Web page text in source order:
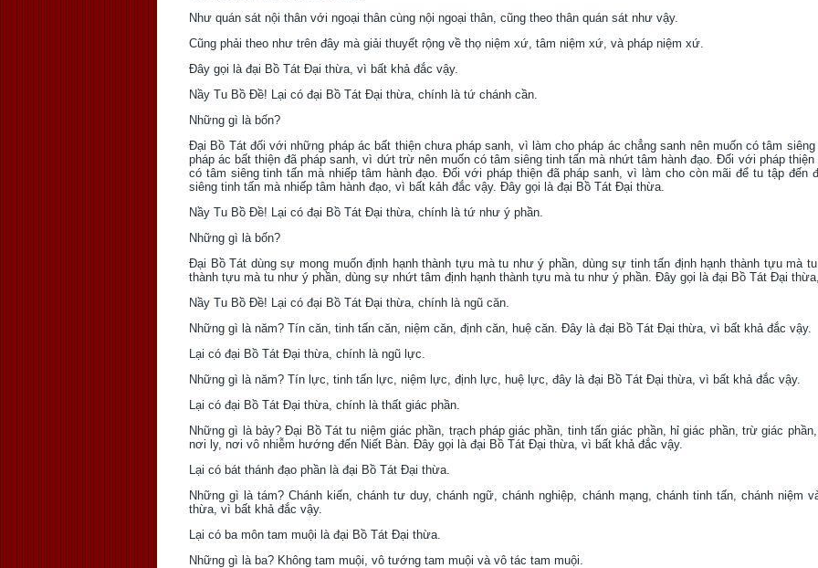
Như quán sát nội thân với ngoại thân cùng nội ngoại thân, cũng theo thân quán sát như vậy.
Cũng phải theo như trên đây mà giải thuyết rộng về thọ niệm xứ, tâm niệm xứ, và pháp niệm xứ.
Ðây gọi là đại Bồ Tát Ðại thừa, vì bất khả đắc vậy.
Nầy Tu Bồ Ðề! Lại có đại Bồ Tát Ðại thừa, chính là tứ chánh cần.
Những gì là bốn?
Ðại Bồ Tát đối với những pháp ác bất thiện chưa pháp sanh, vì làm cho pháp ác chẳng sanh nên muốn có tâm
pháp ác bất thiện đã pháp sanh, vì dứt trừ nên muốn có tâm siêng tinh tấn mà nhứt tâm hành đạo. Ðối với pháp
có tâm siêng tinh tấn mà nhiếp tâm hành đạo. Ðối với pháp thiện đã pháp sanh, vì làm cho còn mãi để tu tập đến
siêng tinh tấn mà nhiếp tâm hành đạo, vì bất kảh đắc vậy. Ðây gọi là đại Bồ Tát Ðại thừa.
Nầy Tu Bồ Ðề! Lại có đại Bồ Tát Ðại thừa, chính là tứ như ý phần.
Những gì là bốn?
Ðại Bồ Tát dùng sự mong muốn định hạnh thành tựu mà tu như ý phần, dùng sự tinh tấn định hạnh thành tựu mà
thành tựu mà tu như ý phần, dùng sự nhứt tâm định hạnh thành tựu mà tu như ý phần. Ðây gọi là đại Bồ Tát Ðại
Nầy Tu Bồ Ðề! Lại có đại Bồ Tát Ðại thừa, chính là ngũ căn.
Những gì là năm? Tín căn, tinh tấn căn, niệm căn, định căn, huệ căn. Ðây là đại Bồ Tát Ðại thừa, vì bất khả đắc vậy.
Lại có đại Bồ Tát Ðại thừa, chính là ngũ lực.
Những gì là năm? Tín lực, tinh tấn lực, niệm lực, định lực, huệ lực, đây là đại Bồ Tát Ðại thừa, vì bất khả đắc vậy.
Lại có đại Bồ Tát Ðại thừa, chính là thất giác phần.
Những gì là bảy? Ðại Bồ Tát tu niệm giác phần, trạch pháp giác phần, tinh tấn giác phần, hỉ giác phần, trừ giác
nơi ly, nơi vô nhiễm hướng đến Niết Bàn. Ðây gọi là đại Bồ Tát Ðại thừa, vì bất khả đắc vậy.
Lại có bát thánh đạo phần là đại Bồ Tát Ðại thừa.
Những gì là tám? Chánh kiến, chánh tư duy, chánh ngữ, chánh nghiệp, chánh mạng, chánh tinh tấn, chánh niệm
thừa, vì bất khả đắc vậy.
Lại có ba môn tam muội là đại Bồ Tát Ðại thừa.
Những gì là ba? Không tam muội, vô tướng tam muội và vô tác tam muội.